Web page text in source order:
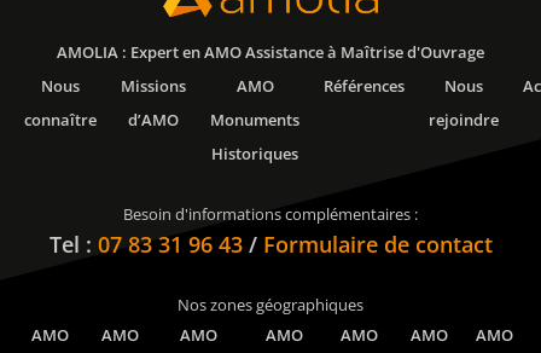
AMOLIA : Expert en AMO Assistance à Maîtrise d'Ouvrage
Nous
connaître
Missions
d’AMO
AMO
Monuments
Historiques
Références
Nous
rejoindre
Besoin d'informations complémentaires :
Tel : 07 83 31 96 43/ Formulaire de contact
Nos zones géographiques
AMO
AMO AMO AMO AMO AMO AMO